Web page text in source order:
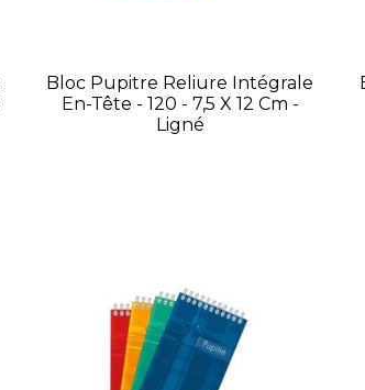
Bloc Pupitre Reliure Intégrale
En-Tête - 120 - 7,5 X 12 Cm -
Ligné